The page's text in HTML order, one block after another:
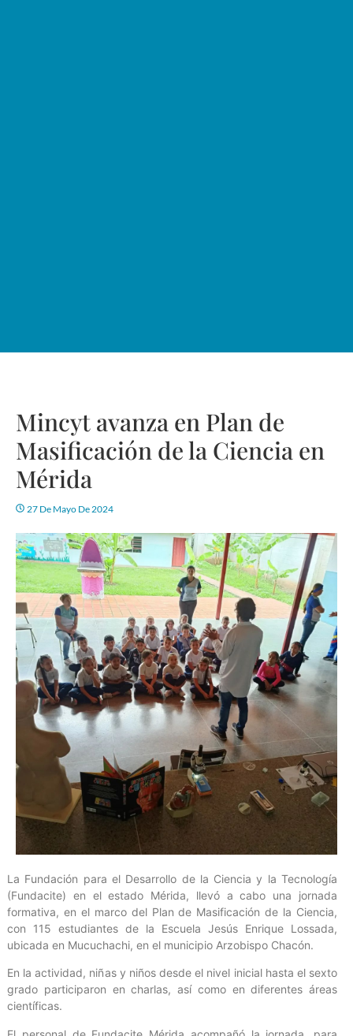
Mincyt avanza en Plan de
Masificación de la Ciencia en
Mérida
27 De Mayo De 2024
La Fundación para el Desarrollo de la Ciencia y la Tecnología
(Fundacite) en el estado Mérida, llevó a cabo una jornada
formativa, en el marco del Plan de Masificación de la Ciencia,
con 115 estudiantes de la Escuela Jesús Enrique Lossada,
ubicada en Mucuchachi, en el municipio Arzobispo Chacón.
En la actividad, niñas y niños desde el nivel inicial hasta el sexto
grado participaron en charlas, así como en diferentes áreas
científicas.